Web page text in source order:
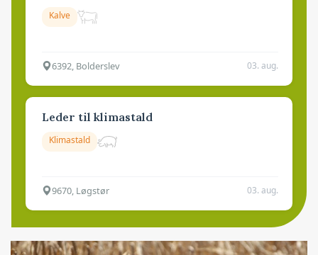
Kalve
6392, Bolderslev 03. aug.
Leder til klimastald
Klimastald
9670, Løgstør 03. aug.